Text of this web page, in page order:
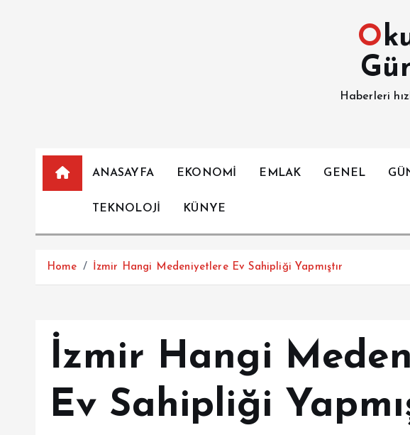
Okunma.com- En
Haberleri
ANASAYFA EKONOMİ EMLAK GENEL
TEKNOLOJİ KÜNYE
Home İzmir Hangi Medeniyetlere Ev Sahipliği Yapmıştır
İzmir Hangi
Ev Sahipliği